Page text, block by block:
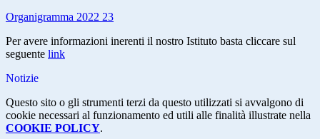
Organigramma 2022 23
Per avere informazioni inerenti il nostro Istituto basta cliccare sul
seguente link
Notizie
Questo sito o gli strumenti terzi da questo utilizzati si avvalgono di
cookie necessari al funzionamento ed utili alle finalità illustrate nella
COOKIE POLICY.